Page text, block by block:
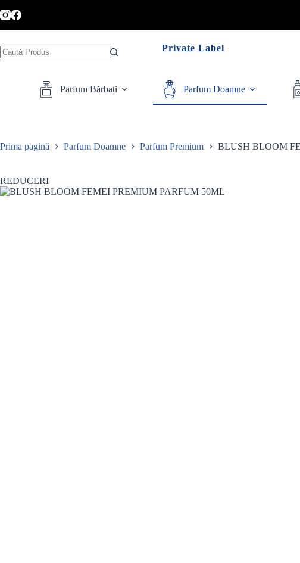
la
Private Label
Parfum Bărbați Parfum Doamne
Prima pagină Parfum Doamne Parfum Premium BLUSH BLOOM
REDUCERI